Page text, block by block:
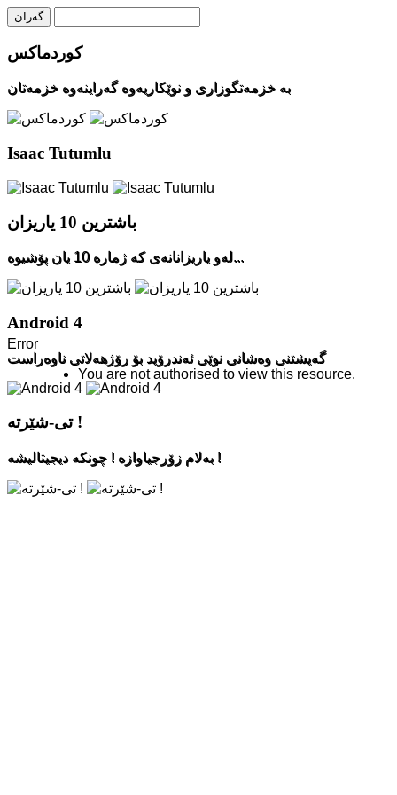
کوردماکس
به‌ خزمه‌تگوزاری و نوێکاریه‌وه‌ گه‌راینه‌وه‌ خزمه‌تان
Isaac Tutumlu
باشترین 10 یاریزان
له‌و یاریزانانه‌ی که‌ ژماره‌ 10 یان پۆشیوه‌...
Android 4
گه‌یشتنی وه‌شانی نوێی ئه‌ندرۆید بۆ رۆژهه‌لاتی ناوه‌راست
تی-شێرته‌ !
به‌لام زۆرجیاوازه‌ ! چونکه‌ دیجیتالیشه‌ !
Error
You are not authorised to view this resource.